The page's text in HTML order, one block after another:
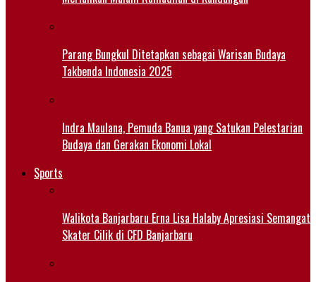
Parang Bungkul Ditetapkan sebagai Warisan Budaya
Takbenda Indonesia 2025
Indra Maulana, Pemuda Banua yang Satukan Pelestarian
Budaya dan Gerakan Ekonomi Lokal
Sports
Walikota Banjarbaru Erna Lisa Halaby Apresiasi Semangat
Skater Cilik di CFD Banjarbaru